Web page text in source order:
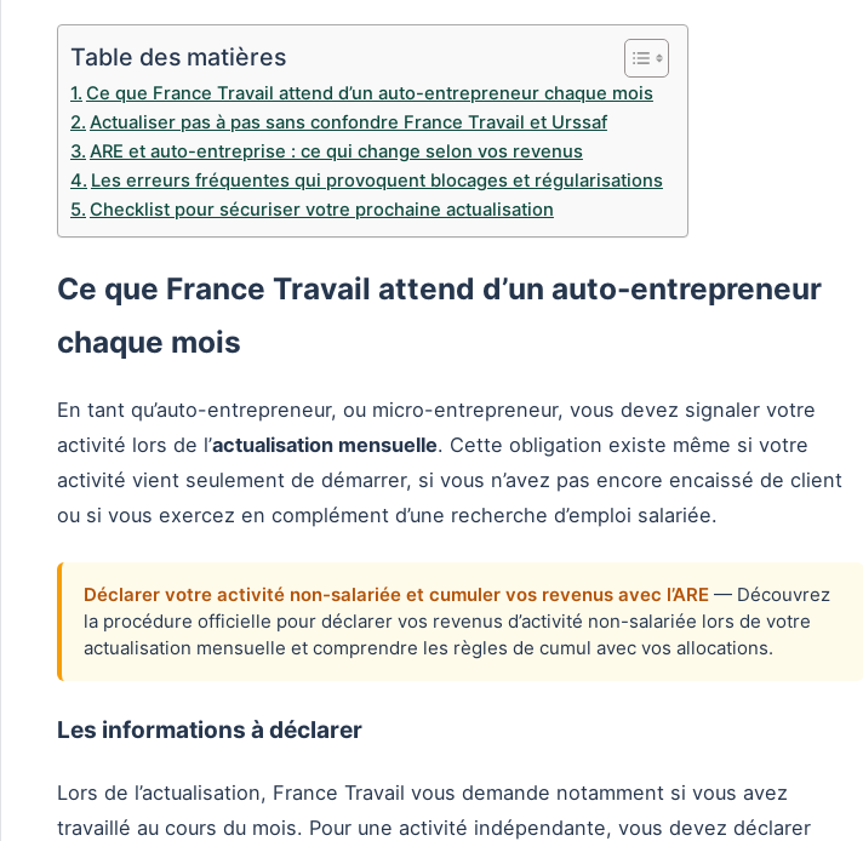
Table des matières
Ce que France Travail attend d’un auto-entrepreneur chaque mois
Actualiser pas à pas sans confondre France Travail et Urssaf
ARE et auto-entreprise : ce qui change selon vos revenus
Les erreurs fréquentes qui provoquent blocages et régularisations
Checklist pour sécuriser votre prochaine actualisation
Ce que France Travail attend d’un auto-entrepreneur
chaque mois
En tant qu’auto-entrepreneur, ou micro-entrepreneur, vous devez signaler votre
activité lors de l’actualisation mensuelle. Cette obligation existe même si votre
activité vient seulement de démarrer, si vous n’avez pas encore encaissé de client
ou si vous exercez en complément d’une recherche d’emploi salariée.
Déclarer votre activité non-salariée et cumuler vos revenus avec l’ARE — Découvrez
la procédure officielle pour déclarer vos revenus d’activité non-salariée lors de votre
actualisation mensuelle et comprendre les règles de cumul avec vos allocations.
Les informations à déclarer
Lors de l’actualisation, France Travail vous demande notamment si vous avez
travaillé au cours du mois. Pour une activité indépendante, vous devez déclarer